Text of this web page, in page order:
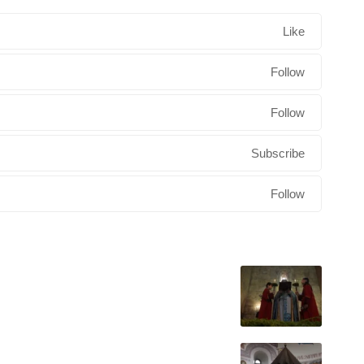
Like
Follow
Follow
Subscribe
Follow